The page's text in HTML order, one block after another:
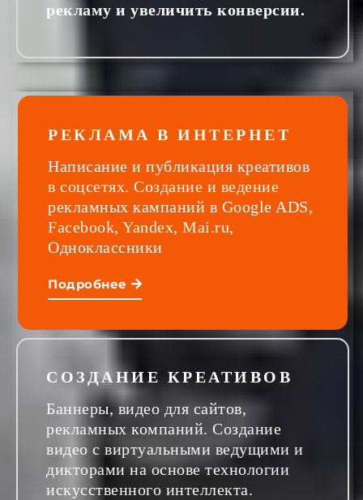
рекламу и увеличить конверсии.
РЕКЛАМА В ИНТЕРНЕТ
Написание и публикация креативов
в соцсетях. Создание и ведение
рекламных кампаний в Google ADS,
Facebook, Yandex, Mai.ru,
Одноклассники
Подробнее
СОЗДАНИЕ КРЕАТИВОВ
Баннеры, видео для сайтов,
рекламных компаний. Создание
видео с виртуальными ведущими и
дикторами на основе технологии
искусственного интеллекта.